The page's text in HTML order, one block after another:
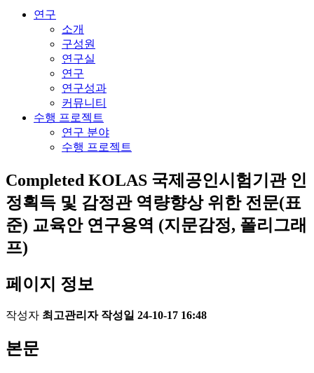
연구
소개
구성원
연구실
연구
연구성과
커뮤니티
수행 프로젝트
연구 분야
수행 프로젝트
Completed KOLAS 국제공인시험기관 인
정획득 및 감정관 역량향상 위한 전문(표
준) 교육안 연구용역 (지문감정, 폴리그래
프)
페이지 정보
작성자 최고관리자 작성일 24-10-17 16:48
본문